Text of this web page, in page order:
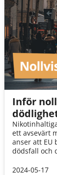
Inför
ett avsevärt
anser att EU
dödsfall och
2024-05-17